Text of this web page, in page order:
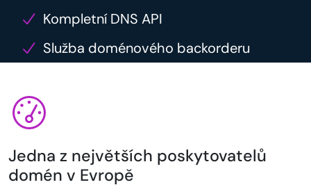
Kompletní DNS API
Služba doménového backorderu
Jedna z největších poskytovatelů
domén v Evropě